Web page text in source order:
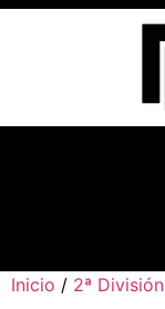
Inicio / 2ª División